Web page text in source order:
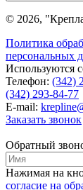
© 2026,
Политика
персональных
Используются
Телефон: (342)
(342) 293-84-77
E-mail:
Заказать звонок
Обратный
Нажимая на
согласие на